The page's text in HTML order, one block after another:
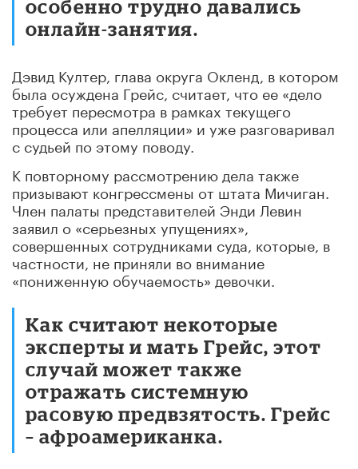
особенно трудно давались
онлайн-занятия.
Дэвид Култер, глава округа Окленд, в котором
была осуждена Грейс, считает, что ее «дело
требует пересмотра в рамках текущего
процесса или апелляции» и уже разговаривал
с судьей по этому поводу.
К повторному рассмотрению дела также
призывают конгрессмены от штата Мичиган.
Член палаты представителей Энди Левин
заявил о «серьезных упущениях»,
совершенных сотрудниками суда, которые, в
частности, не приняли во внимание
«пониженную обучаемость» девочки.
Как считают некоторые
эксперты и мать Грейс, этот
случай может также
отражать системную
расовую предвзятость. Грейс
– афроамериканка.